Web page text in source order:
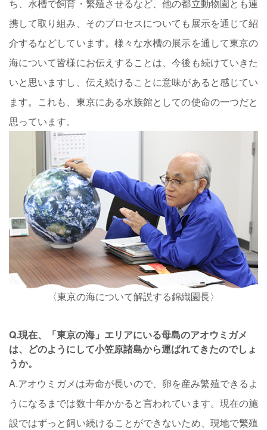
ち、水槽で飼育・繁殖させるなど、他の都立動物園とも連
携して取り組み、そのプロセスについても展示を通じて紹
介するなどしています。様々な水槽の展示を通して東京の
海について皆様にお伝えすることは、今後も続けていきた
いと思いますし、伝え続けることに意味があると感じてい
ます。これも、東京にある水族館としての使命の一つだと
思っています。
〈東京の海について解説する錦織園長〉
Q.現在、「東京の海」エリアにいる母島のアオウミガメ
は、どのようにして小笠原諸島から運ばれてきたのでしょ
うか。
A.アオウミガメは寿命が長いので、卵を産み繁殖できるよ
うになるまでは数十年かかると言われています。現在の施
設ではずっと飼い続けることができないため、現地で繁殖